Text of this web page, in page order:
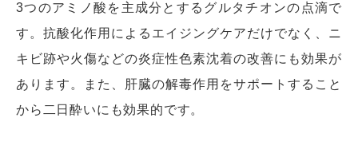
3つのアミノ酸を主成分とするグルタチオンの点滴で
す。抗酸化作用によるエイジングケアだけでなく、ニ
キビ跡や火傷などの炎症性色素沈着の改善にも効果が
あります。また、肝臓の解毒作用をサポートすること
から二日酔いにも効果的です。